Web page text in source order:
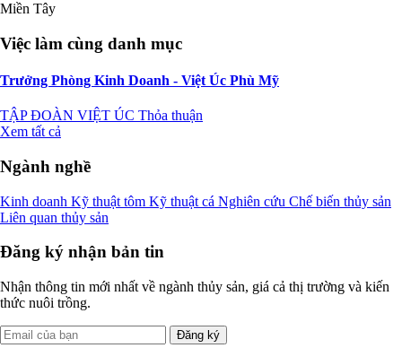
Miền Tây
Việc làm cùng danh mục
Trưởng Phòng Kinh Doanh - Việt Úc Phù Mỹ
TẬP ĐOÀN VIỆT ÚC Thỏa thuận
Xem tất cả
Ngành nghề
Kinh doanh Kỹ thuật tôm Kỹ thuật cá Nghiên cứu Chế biến thủy sản
Liên quan thủy sản
Đăng ký nhận bản tin
Nhận thông tin mới nhất về ngành thủy sản, giá cả thị trường và kiến
thức nuôi trồng.
Đăng ký